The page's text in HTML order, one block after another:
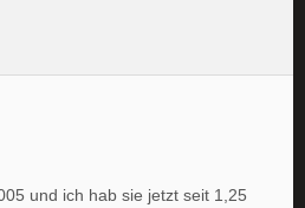
und ich hab sie jetzt seit 1,25